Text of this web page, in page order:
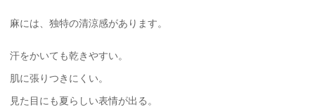
麻には、独特の清涼感があります。
汗をかいても乾きやすい。
肌に張りつきにくい。
見た目にも夏らしい表情が出る。